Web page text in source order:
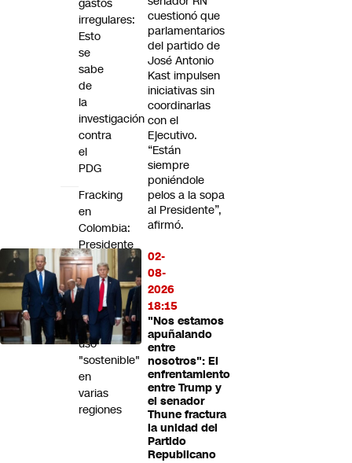
cuestionó que
parlamentarios
del partido de
José Antonio
Kast impulsen
iniciativas sin
coordinarlas
con el
Ejecutivo.
“Están
siempre
poniéndole
pelos a la sopa
al Presidente”,
afirmó.
02-
08-
2026
18:15
"Nos estamos
apuñalando
entre
nosotros": El
enfrentamiento
entre Trump y
el senador
Thune fractura
la unidad del
Partido
Republicano
gastos
irregulares:
Esto
se
sabe
de
la
investigación
contra
el
PDG
Fracking
en
Colombia:
Presidente
De
la
Espriella
anuncia
su
uso
"sostenible"
en
varias
regiones